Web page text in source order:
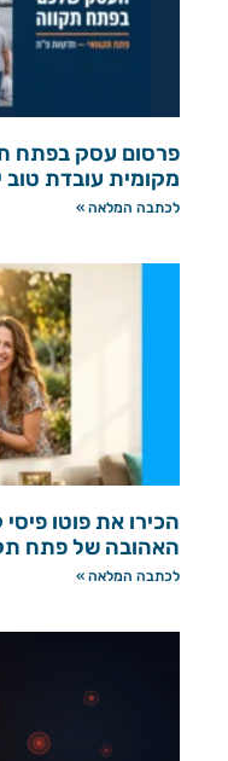
פרסום עסק בפתח
מקומית עובדת
לכתבה המלאה »
הכירו את פוטו
האהובה של פתח
לכתבה המלאה »